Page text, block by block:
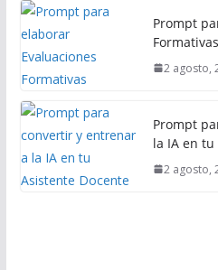
Prompt
Formativas
2 agosto,
Prompt
la IA en
2 agosto,